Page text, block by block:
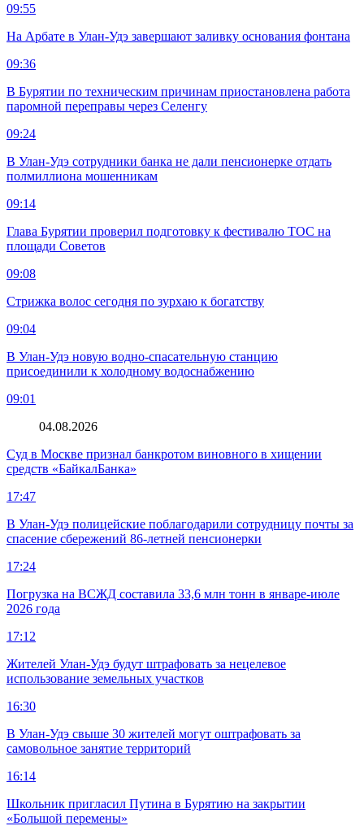
09:55
На Арбате в Улан-Удэ завершают заливку основания фонтана
09:36
В Бурятии по техническим причинам приостановлена работа
паромной переправы через Селенгу
09:24
В Улан-Удэ сотрудники банка не дали пенсионерке отдать
полмиллиона мошенникам
09:14
Глава Бурятии проверил подготовку к фестивалю ТОС на
площади Советов
09:08
Стрижка волос сегодня по зурхаю к богатству
09:04
В Улан-Удэ новую водно‑спасательную станцию
присоединили к холодному водоснабжению
09:01
04.08.2026
Суд в Москве признал банкротом виновного в хищении
средств «БайкалБанка»
17:47
В Улан-Удэ полицейские поблагодарили сотрудницу почты за
спасение сбережений 86-летней пенсионерки
17:24
Погрузка на ВСЖД составила 33,6 млн тонн в январе-июле
2026 года
17:12
Жителей Улан-Удэ будут штрафовать за нецелевое
использование земельных участков
16:30
В Улан-Удэ свыше 30 жителей могут оштрафовать за
самовольное занятие территорий
16:14
Школьник пригласил Путина в Бурятию на закрытии
«Большой перемены»